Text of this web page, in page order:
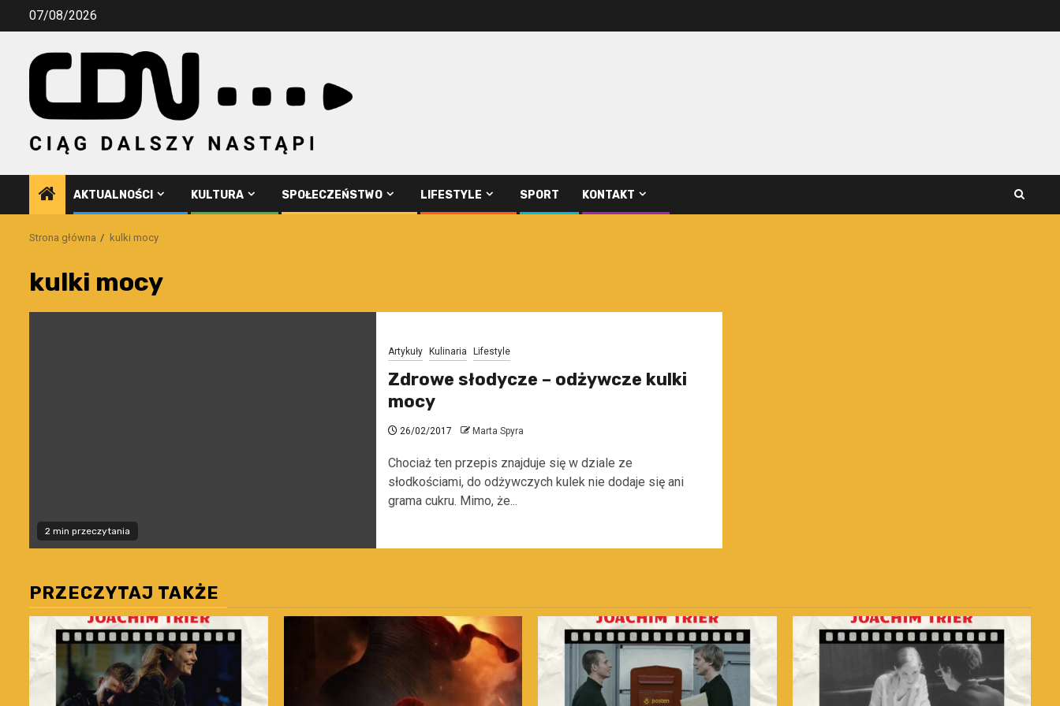
Przejdź07/08/2026
AKTUALNOŚCI KULTURA SPOŁECZEŃSTWO LIFESTYLE SPORT KONTAKT
Strona główna kulki mocy
kulki mocy
2 min przeczytania
Artykuły Kulinaria Lifestyle
Zdrowe słodycze – odżywcze kulki
mocy
26/02/2017 Marta Spyra
Chociaż ten przepis znajduje się w dziale ze
słodkościami, do odżywczych kulek nie dodaje się ani
grama cukru. Mimo, że...
PRZECZYTAJ TAKŻE